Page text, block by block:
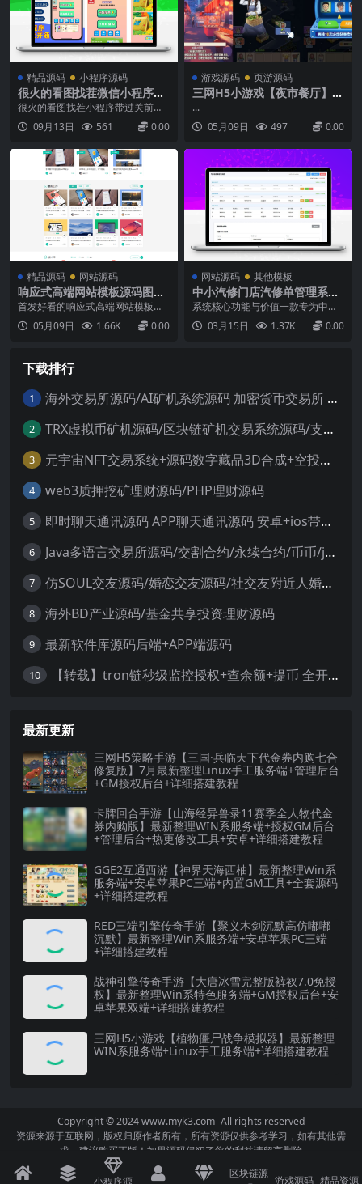
精品源码 小程序源码
很火的看图找茬微信小程序源
码带过关前端素材
很火的看图找茬小程序带过关前端
素材源码，一共有2510关,达到高级
后会随机出现关卡,一共7个能量,每
频可以获得一个能量值.金币获取:段
位升级或者观看激励视频,闯关提示
看段位升...
09月13日 561 0.00
游戏源码 页游源码
三网H5小游戏【夜市餐厅】最
新整理WIN系服务端+Linux手
工服务端+详细搭建教程
...
05月09日
497 0.00
精品源码 网站源码
响应式高端网站模板源码图库
素材资源下载平台源码
首发好看的响应式高端网站模板源
码图库素材资源下载平台源码（可
运营）可用于做娱乐网资源网，功
库素材资源下载平台源码页面很美
观，堪比大型网站的美工，而且页
面做的也很人性化，用户主要分
为...
05月09日 1.66K 0.00
网站源码 其他模板
中小汽修门店汽修单管理系统
PHP源码，数字化管理维修订
单与客户信息
系统核心功能与价值一款专为中小
汽修门店汽修单管理系统php源
码，帮你高效管理维修订单和客户
持按用户、按日期精准查询，让每
一...
03月15日 1.37K 0.00
下载排行
1 海外交易所源码/AI矿机系统源码 加密货币交易所 智能交易所源码
2 TRX虚拟币矿机源码/区块链矿机交易系统源码/支持 4国语言+usdt充值+搭建视频教程
3 元宇宙NFT交易系统+源码数字藏品3D合成+空投盲盒玩法抽集卡
4 web3质押挖矿理财源码/PHP理财源码
5 即时聊天通讯源码 APP聊天通讯源码 安卓+ios带后端源码控制
6 Java多语言交易所源码/交割合约/永续合约/币币/java服务端
7 仿SOUL交友源码/婚恋交友源码/社交友附近人婚恋约仿陌陌APP源码系统
8 海外BD产业源码/基金共享投资理财源码
9 最新软件库源码后端+APP端源码
10 【转载】tron链秒级监控授权+查余额+提币 全开源带视频教程文字教程
最新更新
三网H5策略手游【三国·兵临天下代金券内购七合
修复版】7月最新整理Linux手工服务端+管理后台
+GM授权后台+详细搭建教程
卡牌回合手游【山海经异兽录11赛季全人物代金
券内购版】最新整理WIN系服务端+授权GM后台
+管理后台+热更修改工具+安卓+详细搭建教程
GGE2互通西游【神界天海西柚】最新整理Win系
服务端+安卓苹果PC三端+内置GM工具+全套源码
+详细搭建教程
RED三端引擎传奇手游【聚义木剑沉默高仿嘟嘟
沉默】最新整理Win系服务端+安卓苹果PC三端
+详细搭建教程
战神引擎传奇手游【大唐冰雪完整版裤衩7.0免授
权】最新整理Win系特色服务端+GM授权后台+安
卓苹果双端+详细搭建教程
三网H5小游戏【植物僵尸战争模拟器】最新整理
WIN系服务端+Linux手工服务端+详细搭建教程
Copyright © 2024www.myk3.com- All rights reserved
资源来源于互联网，版权归原作者所有，所有资源仅供参考学习，如有其他需
求，建议购买正版！如果源码侵犯了您的利益请留言删除
小程序源
区块链源
游戏源码 精品资源